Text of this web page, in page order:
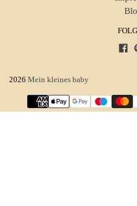
2026 Mein kleines baby